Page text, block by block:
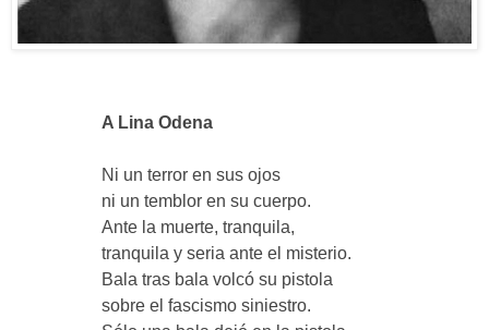
A Lina Odena
Ni un terror en sus ojos
ni un temblor en su cuerpo.
Ante la muerte, tranquila,
tranquila y seria ante el misterio.
Bala tras bala volcó su pistola
sobre el fascismo siniestro.